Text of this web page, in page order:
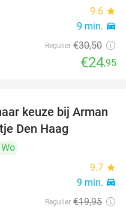
9.6 star
9 min. directions_car
Regulier €30,50
€24,95
30%
keuze bij Arman
Den Haag
Wo
9.7 star
9 min. directions_car
Regulier €19,95